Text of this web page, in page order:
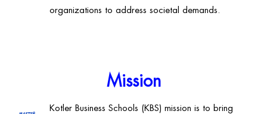
organizations to address societal demands.
Mission
Kotler Business Schools (KBS) mission is to bring